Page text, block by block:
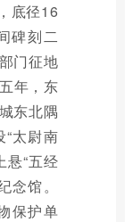
底径16
碑刻二
门征地
年，东
东北隅
太尉南
悬“五经
念馆。
保护单